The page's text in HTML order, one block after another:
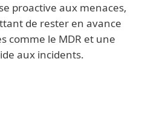
proactive aux menaces,
de rester en avance
comme le MDR et une
aux incidents.